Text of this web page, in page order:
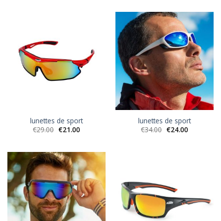
lunettes de sport
€29.00 €21.00
lunettes de sport
€34.00 €24.00